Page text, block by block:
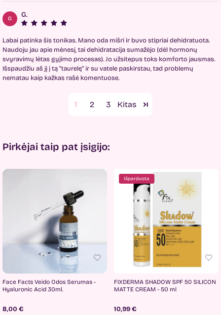
G G.
Labai patinka šis tonikas. Mano oda mišri ir buvo stipriai dehidratuota.
Naudoju jau apie mėnesį, tai dehidratacija sumažėjo (dėl hormonų
svyravimų lėtas gyjimo procesas). Jo užsitepus toks komforto jausmas.
Išspaudžiu aš jį į tą “taurelę” ir su vatele paskirstau, tad problemų
nematau kaip kažkas rašė komentuose.
1 2 3
Pirkėjai taip pat įsigijo:
Face Facts Veido Odos Serumas -
Hyaluronic Acid 30ml.
8,00 €
Išparduota
FIXDERMA SHADOW SPF 50 SILICON
MATTE CREAM - 50 ml
10,99 €